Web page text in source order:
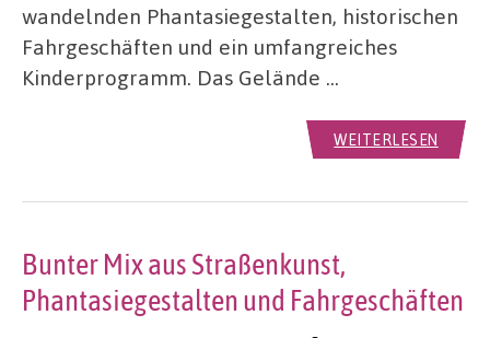
wandelnden Phantasiegestalten, historischen
Fahrgeschäften und ein umfangreiches
Kinderprogramm. Das Gelände …
WEITERLESEN
Bunter Mix aus Straßenkunst,
Phantasiegestalten und Fahrgeschäften